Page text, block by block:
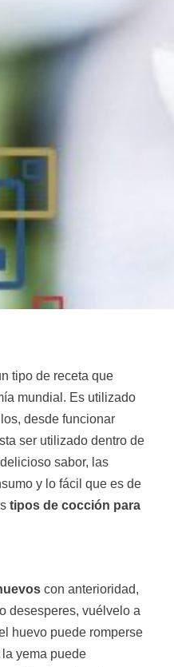
tipo de receta que
mundial. Es utilizado
desde funcionar
ser utilizado dentro de
sabor, las
y lo fácil que es de
tipos de cocción para
con anterioridad,
desesperes, vuélvelo a
huevo puede romperse
yema puede